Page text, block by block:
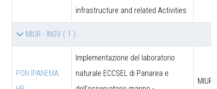
infrastructure and related Activities
MIUR - INGV ( 1 )
PON IPANEMA
Implementazione del laboratorio
naturale ECCSEL di Panarea e
MIUR